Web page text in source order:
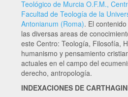
Teológico de Murcia O.F.M.,
Facultad de Teología de la
Antonianum (Roma). El
las diversas areas de
este Centro: Teología, Filosofía,
humanismo y pensamiento
actuales en el campo del
derecho, antropología.
INDEXACIONES DE